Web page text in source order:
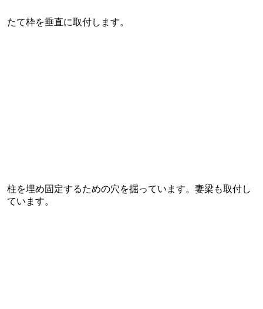
たて枠を垂直に取付します。
柱を埋め固定するための穴を掘っています。妻梁も取付し
ています。